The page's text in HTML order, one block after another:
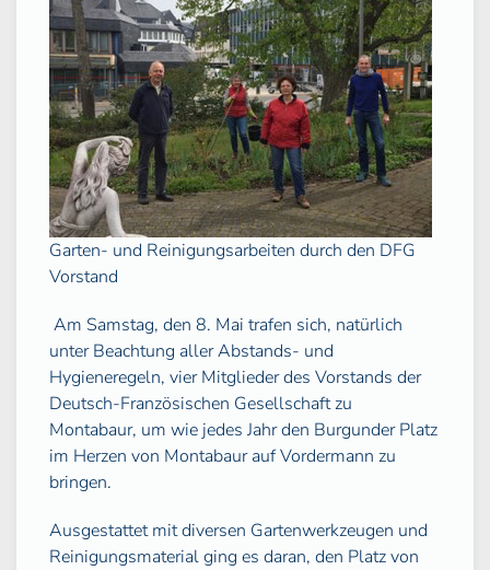
Garten- und Reinigungsarbeiten durch den DFG
Vorstand
Am Samstag, den 8. Mai trafen sich, natürlich
unter Beachtung aller Abstands- und
Hygieneregeln, vier Mitglieder des Vorstands der
Deutsch-Französischen Gesellschaft zu
Montabaur, um wie jedes Jahr den Burgunder Platz
im Herzen von Montabaur auf Vordermann zu
bringen.
Ausgestattet mit diversen Gartenwerkzeugen und
Reinigungsmaterial ging es daran, den Platz von